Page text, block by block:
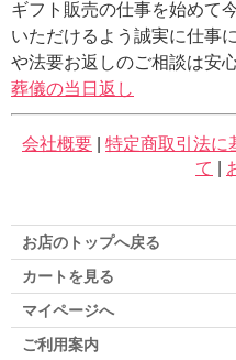
ギフト販売の仕事を始めて
いただけるよう誠実に仕事
や法要お返しのご相談は安
葬儀の当日返し
会社概要 特定商取引法に
て
お店のトップへ戻る
カートを見る
マイページへ
ご利用案内